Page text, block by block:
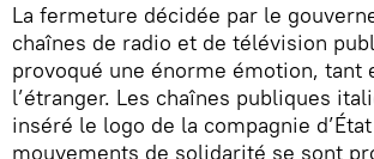
La fermeture décidée par le
chaînes de radio et de télévision
provoqué une énorme émotion, tant
l’étranger. Les chaînes publiques
inséré le logo de la compagnie
mouvements de solidarité se sont